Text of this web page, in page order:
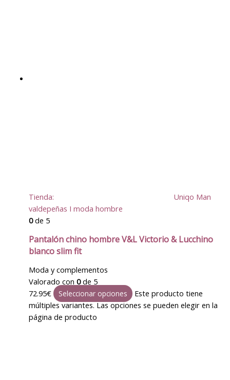
Tienda:
Uniqo Man
valdepeñas I moda hombre
0de 5
Pantalón chino hombre V&L Victorio & Lucchino
blanco slim fit
Moda y complementos
Valorado con 0de 5
72.95€ Seleccionar opciones
Este producto tiene
múltiples variantes. Las opciones se pueden elegir en la
página de producto